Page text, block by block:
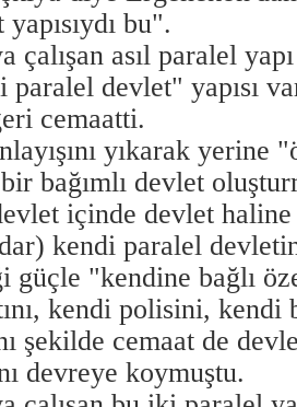
bu".
çalışan asıl paralel
devlet" yapısı
cemaatti.
yıkarak yerine
bağımlı devlet
içinde devlet
kendi paralel
güçle "kendine bağlı
kendi polisini, kendi
şekilde cemaat de
devreye koymuştu.